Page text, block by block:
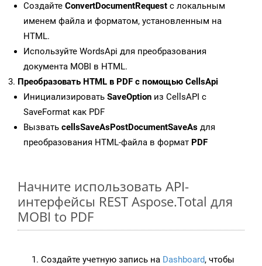
Создайте ConvertDocumentRequest с локальным
именем файла и форматом, установленным на
HTML.
Используйте WordsApi для преобразования
документа MOBI в HTML.
Преобразовать HTML в PDF с помощью CellsApi
Инициализировать SaveOption из CellsAPI с
SaveFormat как PDF
Вызвать cellsSaveAsPostDocumentSaveAs для
преобразования HTML-файла в формат PDF
Начните использовать API-
интерфейсы REST Aspose.Total для
MOBI to PDF
Создайте учетную запись на Dashboard, чтобы